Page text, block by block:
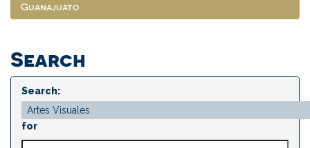
Guanajuato
Search
Search:
for